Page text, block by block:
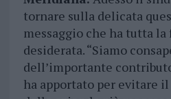
tornare sulla delicata
messaggio che ha tutta la
desiderata. “Siamo
dell’importante
ha apportato per evitare